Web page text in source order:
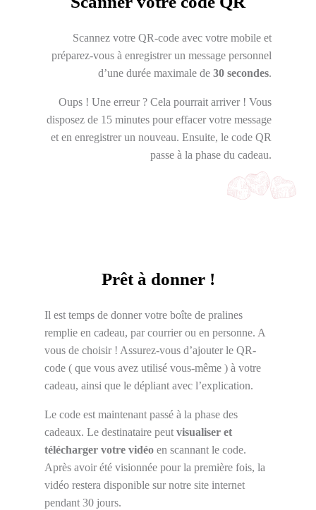
Scannez votre QR-code avec votre mobile et
préparez-vous à enregistrer un message personnel
d’une durée maximale de 30 secondes.
Oups ! Une erreur ? Cela pourrait arriver ! Vous
disposez de 15 minutes pour effacer votre message
et en enregistrer un nouveau. Ensuite, le code QR
passe à la phase du cadeau.
Prêt à donner !
Il est temps de donner votre boîte de pralines
remplie en cadeau, par courrier ou en personne. A
vous de choisir ! Assurez-vous d’ajouter le QR-
code ( que vous avez utilisé vous-même ) à votre
cadeau, ainsi que le dépliant avec l’explication.
Le code est maintenant passé à la phase des
cadeaux. Le destinataire peut visualiser et
télécharger votre vidéo en scannant le code.
Après avoir été visionnée pour la première fois, la
vidéo restera disponible sur notre site internet
pendant 30 jours.